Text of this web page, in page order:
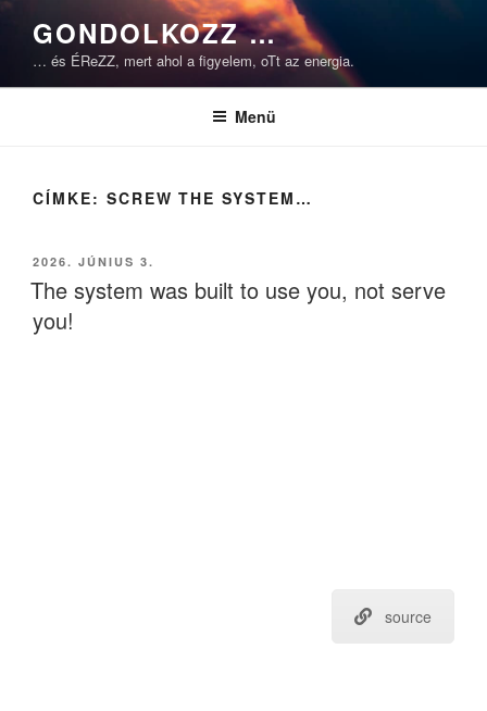
Tartalomhoz
GONDOLKOZZ …
… és ÉReZZ, mert ahol a figyelem, oTt az energia.
Menü
CÍMKE: SCREW THE SYSTEM…
BEKÜLDVE:
2026. JÚNIUS 3.
The system was built to use you, not serve
you!
source